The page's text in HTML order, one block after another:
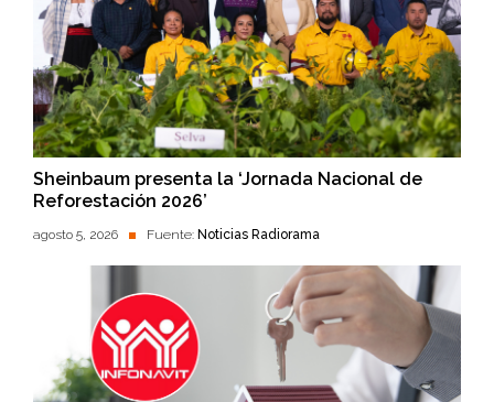
Sheinbaum presenta la ‘Jornada Nacional de
Reforestación 2026’
agosto 5, 2026 Fuente: Noticias Radiorama